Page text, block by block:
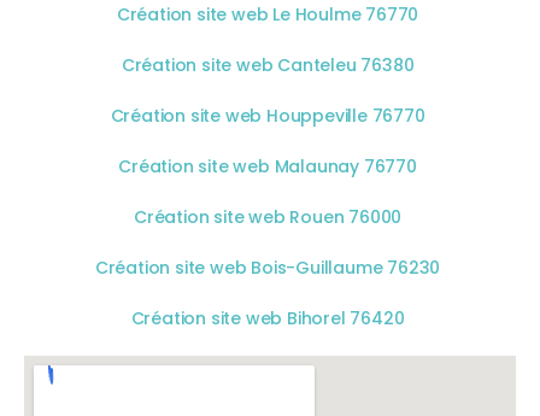
Création site web Le Houlme 76770
Création site web Canteleu 76380
Création site web Houppeville 76770
Création site web Malaunay 76770
Création site web Rouen 76000
Création site web Bois-Guillaume 76230
Création site web Bihorel 76420